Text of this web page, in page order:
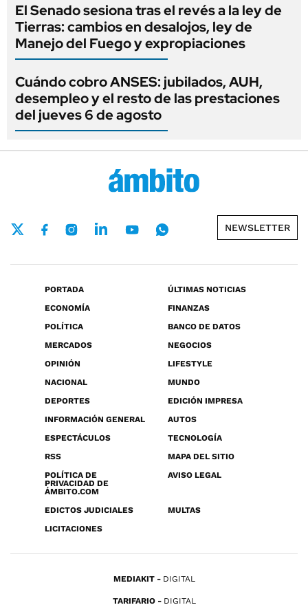
El Senado sesiona tras el revés a la ley de
Tierras: cambios en desalojos, ley de
Manejo del Fuego y expropiaciones
Cuándo cobro ANSES: jubilados, AUH,
desempleo y el resto de las prestaciones
del jueves 6 de agosto
NEWSLETTER
PORTADA
ÚLTIMAS NOTICIAS
ECONOMÍA
FINANZAS
POLÍTICA
BANCO DE DATOS
MERCADOS
NEGOCIOS
OPINIÓN
LIFESTYLE
NACIONAL
MUNDO
DEPORTES
EDICIÓN IMPRESA
INFORMACIÓN GENERAL
AUTOS
ESPECTÁCULOS
TECNOLOGÍA
RSS
MAPA DEL SITIO
POLÍTICA DE
PRIVACIDAD DE
ÁMBITO.COM
AVISO LEGAL
EDICTOS JUDICIALES
MULTAS
LICITACIONES
MEDIAKIT DIGITAL
TARIFARIO DIGITAL